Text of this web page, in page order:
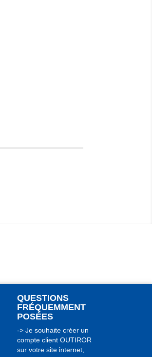
QUESTIONS
FRÉQUEMMENT
POSÉES
-> Je souhaite créer un
compte client OUTIROR
sur votre site internet,